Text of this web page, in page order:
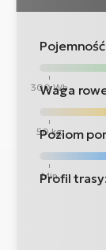
300 Wh
Waga
50 kg
Poziom
Min
Profil